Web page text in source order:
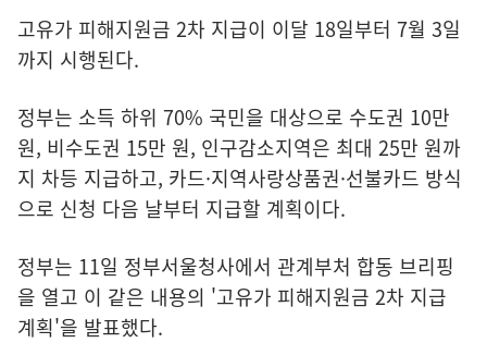
고유가 피해지원금 2차 지급이 이달 18일부터 7월 3일
까지 시행된다.
정부는 소득 하위 70% 국민을 대상으로 수도권 10만
원, 비수도권 15만 원, 인구감소지역은 최대 25만 원까
지 차등 지급하고, 카드·지역사랑상품권·선불카드 방식
으로 신청 다음 날부터 지급할 계획이다.
정부는 11일 정부서울청사에서 관계부처 합동 브리핑
을 열고 이 같은 내용의 '고유가 피해지원금 2차 지급
계획'을 발표했다.